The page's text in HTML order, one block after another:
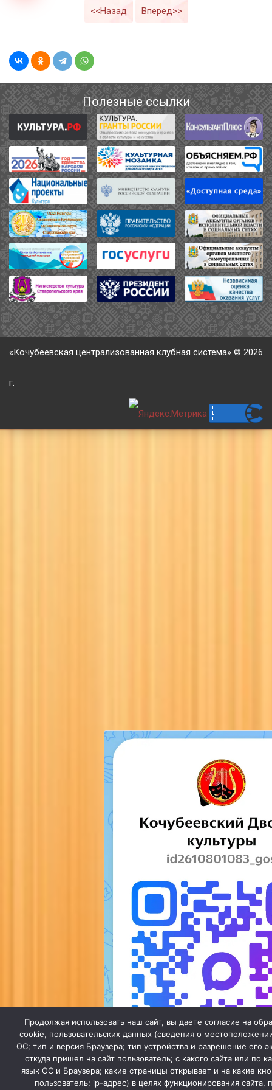
<<Назад Вперед>>
Полезные ссылки
«Кочубеевская централизованная клубная система» © 2026
г.
Продолжая использовать наш сайт, вы даете согласие на
cookie, пользовательских данных (сведения о
ОС; тип и версия Браузера; тип устройства и разрешение его
откуда пришел на сайт пользователь; с какого сайта или по
язык ОС и Браузера; какие страницы открывает и на какие
пользователь; ip-адрес) в целях функционирования сайта,